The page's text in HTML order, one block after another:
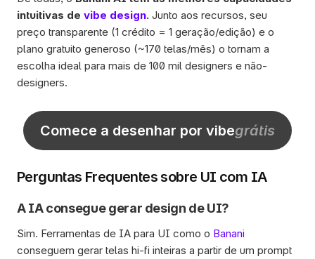
intuitivas de vibe design. Junto aos recursos, seu
preço transparente (1 crédito = 1 geração/edição) e o
plano gratuito generoso (~170 telas/mês) o tornam a
escolha ideal para mais de 100 mil designers e não-
designers.
Comece a desenhar por vibegrátis
Perguntas Frequentes sobre UI com IA
A IA consegue gerar design de UI?
Sim. Ferramentas de IA para UI como o Banani
conseguem gerar telas hi-fi inteiras a partir de um prompt